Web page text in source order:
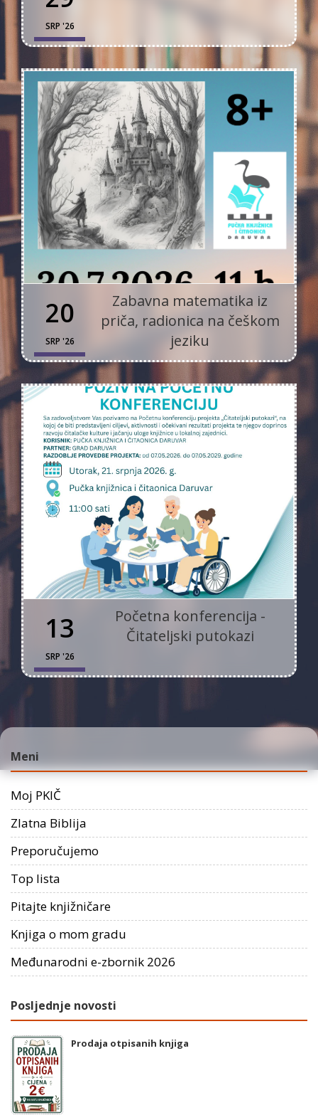
SRP '26
20
SRP '26
Zabavna matematika iz
priča, radionica na češkom
jeziku
13
SRP '26
Početna konferencija -
Čitateljski putokazi
Meni
Moj PKIČ
Zlatna Biblija
Preporučujemo
Top lista
Pitajte knjižničare
Knjiga o mom gradu
Međunarodni e-zbornik 2026
Posljednje novosti
Prodaja otpisanih knjiga